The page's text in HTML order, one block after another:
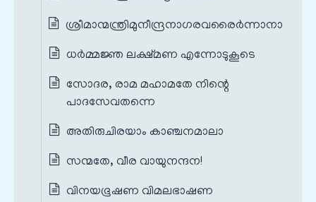
ശ്രീമാന്മന്ത്രിമുനീന്ദ്രനാഗരവരൈർന്നാനാ
ധർമ്മജ്ഞ ലക്ഷ്മണ എന്നോടുകൂടെ
സോദര, രാമ മഹാമതേ നിന്റെ
പാദസേവതന്നെ
അതിരുചിരയാം കാഞ്ചനമാലാ
സന്മതേ, വീര വായുനന്ദന!
വിനയഭൂഷണ വിമലഭാഷണ